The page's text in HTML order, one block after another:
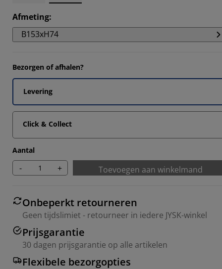
Afmeting:
B153xH74
Bezorgen of afhalen?
Levering
Click & Collect
Aantal
- + Toevoegen aan winkelmand
Onbeperkt retourneren
Geen tijdslimiet - retourneer in iedere JYSK-winkel
Prijsgarantie
30 dagen prijsgarantie op alle artikelen
Flexibele bezorgopties